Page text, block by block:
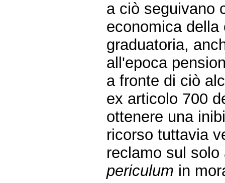
a ciò seguivano
economica
graduatoria,
all'epoca
a fronte di ciò
ex articolo 700
ottenere una
ricorso tuttavia
reclamo sul
periculum in